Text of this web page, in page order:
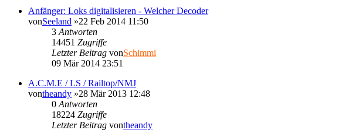
Anfänger: Loks digitalisieren - Welcher Decoder
vonSeeland »22 Feb 2014 11:50
3 Antworten
14451 Zugriffe
Letzter Beitrag vonSchimmi
09 Mär 2014 23:51
A.C.M.E / LS / Railtop/NMJ
vontheandy »28 Mär 2013 12:48
0 Antworten
18224 Zugriffe
Letzter Beitrag vontheandy